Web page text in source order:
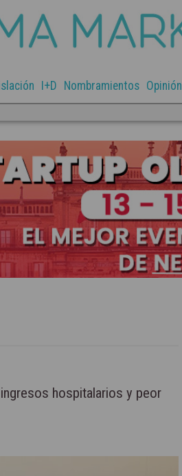
I+D Nombramientos Opinión
hospitalarios y peor